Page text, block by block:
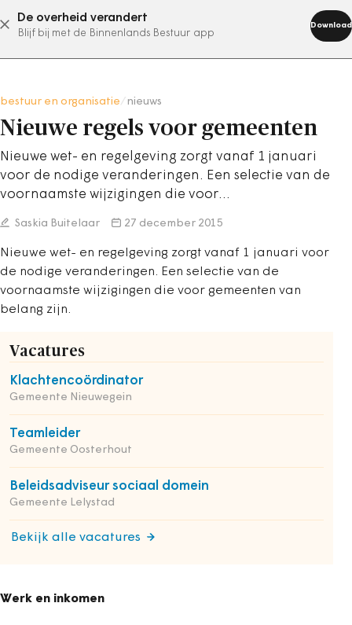
De overheid verandert
Blijf bij met de Binnenlands Bestuur app
Download
abonneer nu
bestuur en organisatie nieuws
Nieuwe regels voor gemeenten
Nieuwe wet- en regelgeving zorgt vanaf 1 januari
voor de nodige veranderingen. Een selectie van de
voornaamste wijzigingen die voor…
Saskia Buitelaar 27 december 2015
Nieuwe wet- en regelgeving zorgt vanaf 1 januari voor
de nodige veranderingen. Een selectie van de
voornaamste wijzigingen die voor gemeenten van
belang zijn.
Vacatures
Klachtencoördinator
Gemeente Nieuwegein
Teamleider
Gemeente Oosterhout
Beleidsadviseur sociaal domein
Gemeente Lelystad
Bekijk alle vacatures
Werk en inkomen